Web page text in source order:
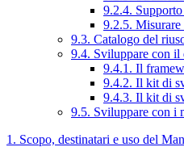
9.2.4.
9.2.5. Misurare
9.3. Catalogo del
9.4. Sviluppare con il
9.4.1. Il
9.4.2. Il kit di
9.4.3. Il kit di
9.5. Sviluppare con i
1. Scopo, destinatari e uso del